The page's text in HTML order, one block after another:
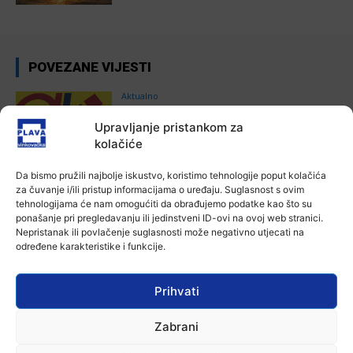
Upravljanje pristankom za
kolačiće
Da bismo pružili najbolje iskustvo, koristimo tehnologije poput kolačića
za čuvanje i/ili pristup informacijama o uređaju. Suglasnost s ovim
tehnologijama će nam omogućiti da obrađujemo podatke kao što su
ponašanje pri pregledavanju ili jedinstveni ID-ovi na ovoj web stranici.
Nepristanak ili povlačenje suglasnosti može negativno utjecati na
određene karakteristike i funkcije.
Prihvati
Zabrani
POVEZANE VIJESTI
Aktualno
stotu godišnjicu djelovanja
7 kolovoza, 2026
Aktualno
Za dva tjedna započinje još jedna
Divlja liga
7 kolovoza, 2026
Aktualno
U Županji održana Ljetna škola magije